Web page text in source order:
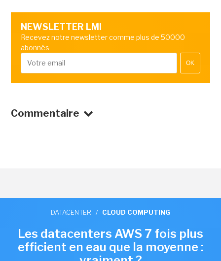
NEWSLETTER LMI
Recevez notre newsletter comme plus de 50000
abonnés
OK
Commentaire
DATACENTER / CLOUD COMPUTING
Les datacenters AWS 7 fois plus
efficient en eau que la moyenne :